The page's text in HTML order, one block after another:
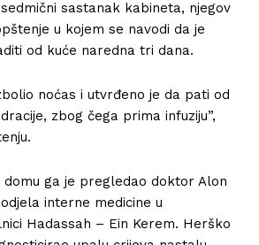
sastanak kabineta, njegov
u kojem se navodi da je
od kuće naredna tri dana.
noćas i utvrđeno je da pati od
zbog čega prima infuziju”,
domu ga je pregledao doktor Alon
interne medicine u
Hadassah – Ein Kerem. Herško